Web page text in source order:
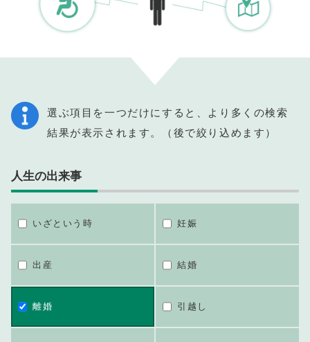
選ぶ項目を一つだけにすると、より多くの検索
結果が表示されます。（後で絞り込めます）
人生の出来事
いざという時 妊娠
出産 結婚
離婚 引越し